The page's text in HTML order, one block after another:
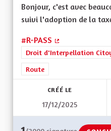
Bonjour, c'est avec
suivi l'adoption de la
#R-PASS
(Lien externe)
Droit d'Interpellation
Route
CRÉÉ LE
17/12/2025